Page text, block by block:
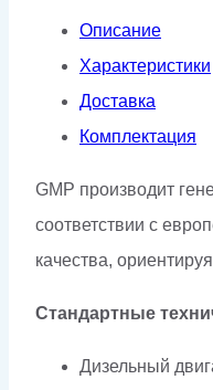
Описание
Характеристики
Доставка
Комплектация
GMP производит
соответствии с
качества,
Стандартные
Дизельный